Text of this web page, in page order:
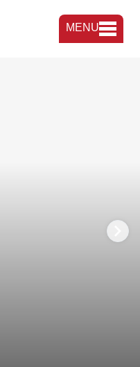
MENU